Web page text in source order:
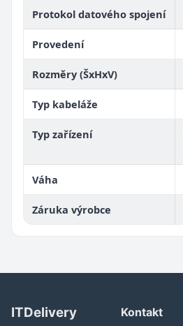
Protokol datového spojení
Provedení
Rozměry (ŠxHxV)
Typ kabeláže
Typ zařízení
Váha
Záruka výrobce
ITDelivery
Kontakt